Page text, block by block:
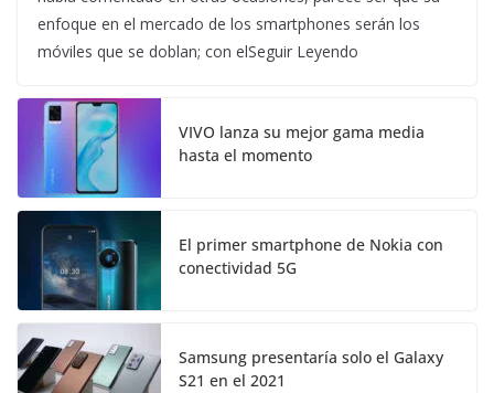
enfoque en el mercado de los smartphones serán los
móviles que se doblan; con elSeguir Leyendo
VIVO lanza su mejor gama media
hasta el momento
El primer smartphone de Nokia con
conectividad 5G
Samsung presentaría solo el Galaxy
S21 en el 2021